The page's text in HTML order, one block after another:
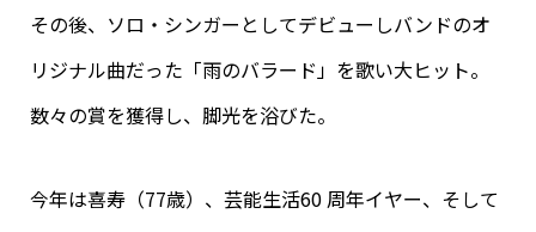
その後、ソロ・シンガーとしてデビューしバンドのオ
リジナル曲だった「雨のバラード」を歌い大ヒット。
数々の賞を獲得し、脚光を浴びた。
今年は喜寿（77歳）、芸能生活60 周年イヤー、そして